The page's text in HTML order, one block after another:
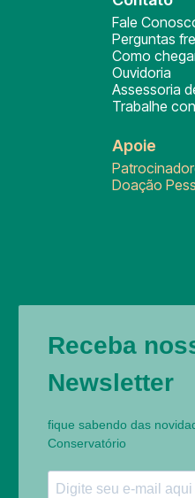
Fale
Perguntas
Como
Ouvidoria
Assessoria
Trabalhe
Apoie
Doação